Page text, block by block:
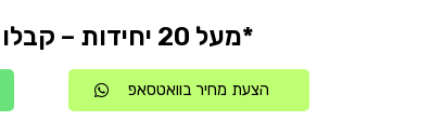
*מעל 20 יחידות – קבלו מחיר אטרקטיבי
הצעת מחיר בוואטסאפ